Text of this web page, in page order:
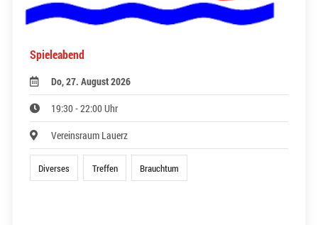
Spieleabend
Do, 27. August 2026
19:30 - 22:00 Uhr
Vereinsraum Lauerz
Diverses Treffen Brauchtum